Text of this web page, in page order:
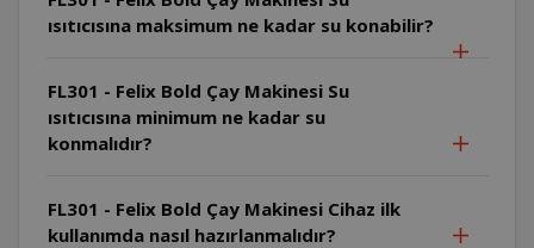
ısıtıcısına maksimum ne kadar su konabilir?
FL301 - Felix Bold Çay Makinesi Su
ısıtıcısına minimum ne kadar su
konmalıdır?
FL301 - Felix Bold Çay Makinesi Cihaz ilk
kullanımda nasıl hazırlanmalıdır?